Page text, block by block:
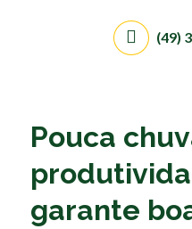
(49)
Pouca
garante